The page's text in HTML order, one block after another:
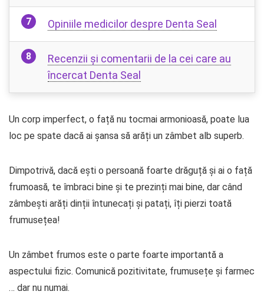
Opiniile medicilor despre Denta Seal
Recenzii și comentarii de la cei care au
încercat Denta Seal
Un corp imperfect, o față nu tocmai armonioasă, poate lua
loc pe spate dacă ai șansa să arăți un zâmbet alb superb.
Dimpotrivă, dacă ești o persoană foarte drăguță și ai o față
frumoasă, te îmbraci bine și te prezinți mai bine, dar când
zâmbești arăți dinții întunecați și patați, îți pierzi toată
frumusețea!
Un zâmbet frumos este o parte foarte importantă a
aspectului fizic. Comunică pozitivitate, frumusețe și farmec
… dar nu numai.